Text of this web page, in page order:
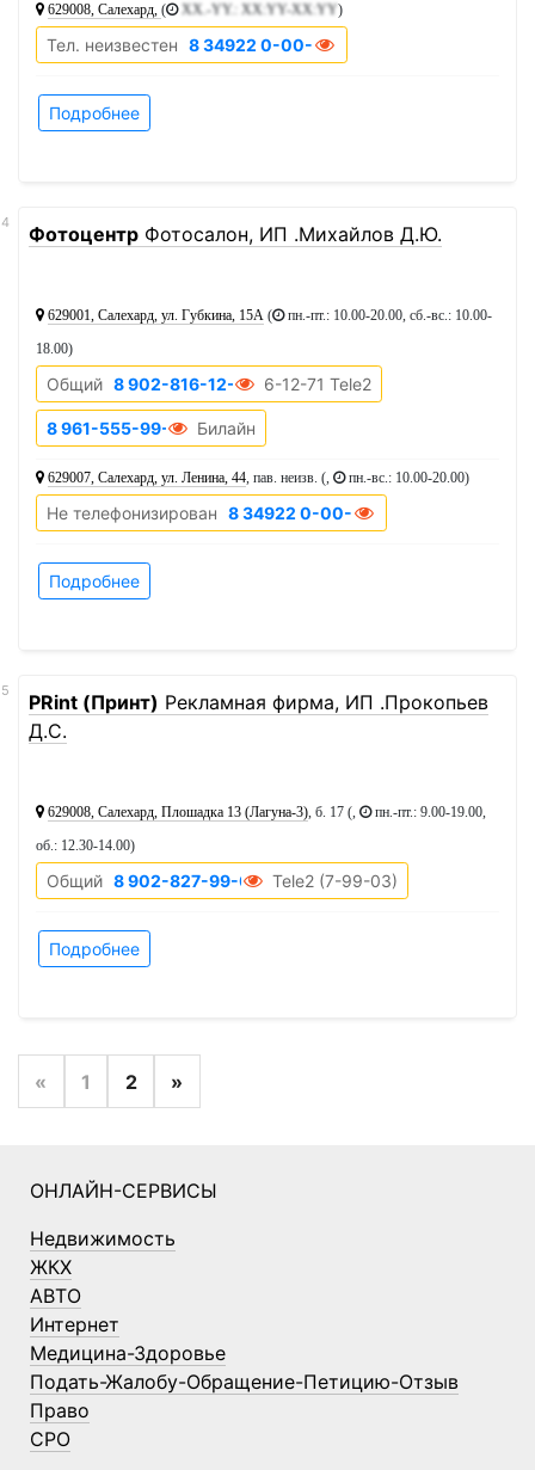
629008, Салехард, ( XX.-YY.: XX:YY-XX:YY)
Тел. неизвестен 8 34922 0-00-00
Подробнее
Фотоцентр Фотосалон, ИП .Михайлов Д.Ю.
629001, Салехард, ул. Губкина, 15А (
пн.-пт.: 10.00-20.00, сб.-вс.: 10.00-
18.00)
Общий 8 902-816-12-71 6-12-71 Tele2
8 961-555-99-11 Билайн
629007, Салехард, ул. Ленина, 44, пав. неизв. (, пн.-вс.: 10.00-20.00)
Не телефонизирован 8 34922 0-00-00
Подробнее
PRint (Принт) Рекламная фирма, ИП .Прокопьев
Д.С.
629008, Салехард, Плошадка 13 (Лагуна-3), б. 17 (,
пн.-пт.: 9.00-19.00,
об.: 12.30-14.00)
Общий 8 902-827-99-03 Tele2 (7-99-03)
Подробнее
« 1 2 »
ОНЛАЙН-СЕРВИСЫ
Недвижимость
ЖКХ
АВТО
Интернет
Медицина-Здоровье
Подать-Жалобу-Обращение-Петицию-Отзыв
Право
СРО